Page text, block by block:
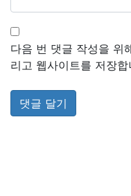
다음 번 댓글 작성을 위
리고 웹사이트를 저장합